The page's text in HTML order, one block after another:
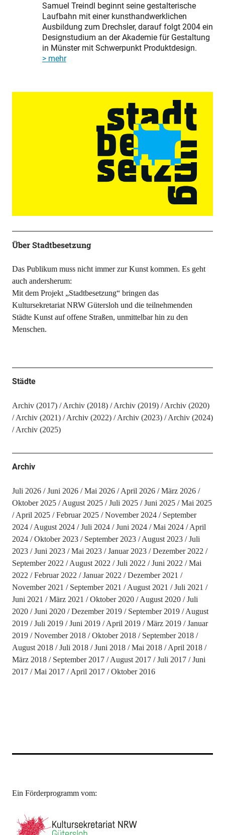
Samuel Treindl beginnt seine gestalterische
Laufbahn mit einer kunsthandwerklichen
Ausbildung zum Drechsler, darauf folgt 2004 ein
Designstudium an der Akademie für Gestaltung
in Münster mit Schwerpunkt Produktdesign.
> mehr
Über Stadtbesetzung
Das Publikum muss nicht immer zur Kunst kommen. Es geht
auch andersherum:
Mit dem Projekt „Stadtbesetzung“ bringen das
Kultursekretariat NRW Gütersloh und die teilnehmenden
Städte Kunst auf offene Straßen, unmittelbar hin zu den
Menschen.
Städte
Archiv (2017) Archiv (2018) Archiv (2019)
Archiv (2020)
Archiv (2021)
Archiv (2022) Archiv (2023)
Archiv (2024)
Archiv (2025)
Archiv
Juli 2026 Juni 2026 Mai 2026 April 2026
März 2026
Oktober 2025
August 2025 Juli 2025 Juni 2025
Mai 2025
April 2025
Februar 2025 November 2024
September
2024
August 2024 Juli 2024 Juni 2024 Mai 2024
April
2024
Oktober 2023 September 2023 August 2023
Juli
2023
Juni 2023 Mai 2023 Januar 2023
Dezember 2022
September 2022
August 2022 Juli 2022 Juni 2022
Mai
2022
Februar 2022 Januar 2022
Dezember 2021
November 2021
September 2021 August 2021
Juli 2021
Juni 2021
März 2021 Oktober 2020 August 2020
Juli
2020
Juni 2020 Dezember 2019 September 2019
August
2019
Juli 2019 Juni 2019 April 2019 März 2019
Januar
2019
November 2018 Oktober 2018
September 2018
August 2018
Juli 2018 Juni 2018 Mai 2018
April 2018
März 2018
September 2017 August 2017 Juli 2017
Juni
2017
Mai 2017 April 2017 Oktober 2016
Ein Förderprogramm vom: